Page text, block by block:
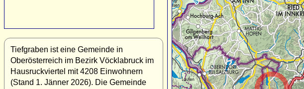
Tiefgraben ist eine Gemeinde in
Oberösterreich im Bezirk Vöcklabruck im
Hausruckviertel mit 4208 Einwohnern
(Stand 1. Jänner 2026). Die Gemeinde